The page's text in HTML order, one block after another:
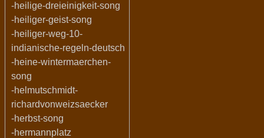
-heilige-dreieinigkeit-song
-heiliger-geist-song
-heiliger-weg-10-
indianische-regeln-deutsch
-heine-wintermaerchen-
song
-helmutschmidt-
richardvonweizsaecker
-herbst-song
-hermannplatz